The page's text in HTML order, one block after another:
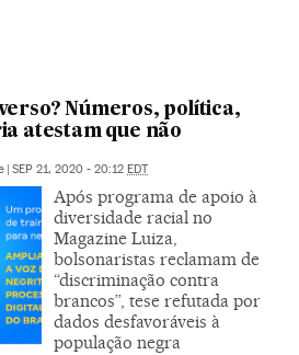
Números, política,
atestam que não
SEP 21, 2020 - 20:12 EDT
Após programa de apoio à
diversidade racial no
Magazine Luiza,
bolsonaristas reclamam de
“discriminação contra
brancos”, tese refutada por
dados desfavoráveis à
população negra